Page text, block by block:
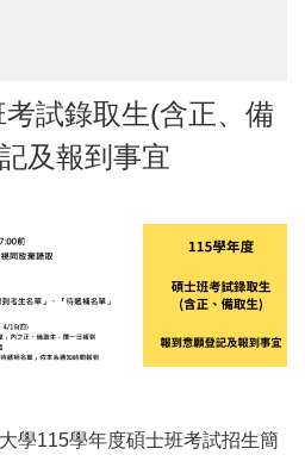
試錄取生(含正、備
及報到事宜
學115學年度碩士班考試招生簡